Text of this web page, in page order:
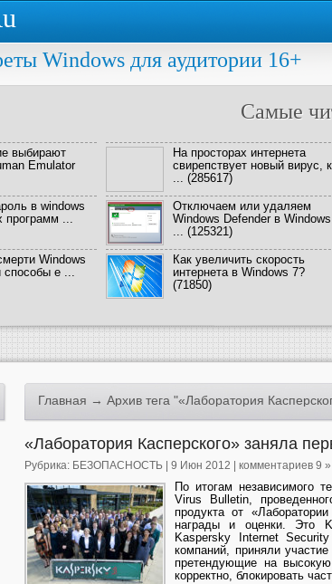
Windows для аудитории 16+
Самые
выбирают
Emulator
На просторах интернета
свирепствует новый вирус, к
... (285617)
в windows
программ ...
Отключаем или удаляем
Windows Defender в
... (125321)
Windows
способы е ...
Как увеличить скорость
интернета в Windows 7?
(71850)
Главная → Архив тега "«Лaборaтория
«Лaборaтория Кaсперского» заняла
Рубрика: БЕЗОПАСНОСТЬ | 9 Июн 2012 | комментариев 9 »
По итогам независимого
Virus Bulletin,
продукта от
награды и оценки. Это
Kaspersky Internet
компаний, приняли
претендующие на
корректно, блокировать